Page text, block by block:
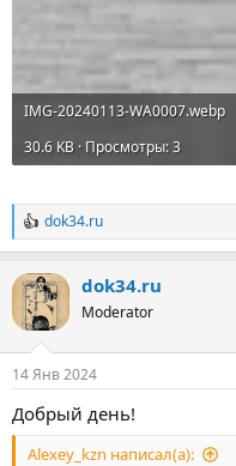
IMG-20240113-WA0007.webp
30.6 KB · Просмотры: 3
Р
е
к
ц
и
dok34.ru
dok34.ru
Moderator
14 Янв 2024
Добрый день!
Alexey_kzn написал(а):